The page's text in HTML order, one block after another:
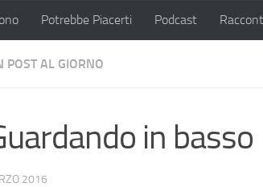
Potrebbe Piacerti Podcast
POST AL GIORNO
in basso
2016